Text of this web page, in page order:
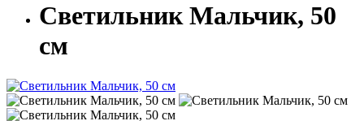
Светильник Мальчик, 50
см